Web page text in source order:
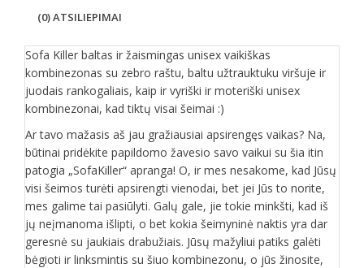
(0) ATSILIEPIMAI
Sofa Killer baltas ir žaismingas unisex vaikiškas
kombinezonas su zebro raštu, baltu užtrauktuku viršuje ir
juodais rankogaliais, kaip ir vyriški ir moteriški unisex
kombinezonai, kad tiktų visai šeimai :)
Ar tavo mažasis aš jau gražiausiai apsirengęs vaikas? Na,
būtinai pridėkite papildomo žavesio savo vaikui su šia itin
patogia „SofaKiller“ apranga! O, ir mes nesakome, kad Jūsų
visi šeimos turėti apsirengti vienodai, bet jei Jūs to norite,
mes galime tai pasiūlyti. Galų gale, jie tokie minkšti, kad iš
jų neįmanoma išlipti, o bet kokia šeimyninė naktis yra dar
geresnė su jaukiais drabužiais. Jūsų mažyliui patiks galėti
bėgioti ir linksmintis su šiuo kombinezonu, o jūs žinosite,